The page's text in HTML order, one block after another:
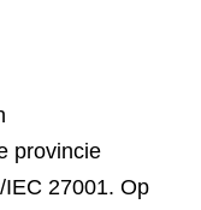
provincie
27001. Op